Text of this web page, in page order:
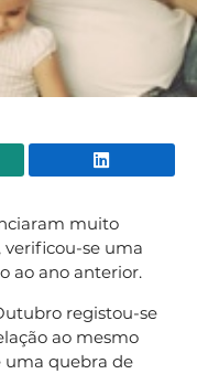
WhatsApp
muito
verificou-se uma
ao ano anterior.
registou-se
ao mesmo
uma quebra de